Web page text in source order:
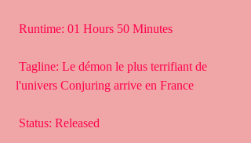
Runtime: 01 Hours 50 Minutes
l'univers Conjuring arrive en France
Status: Released